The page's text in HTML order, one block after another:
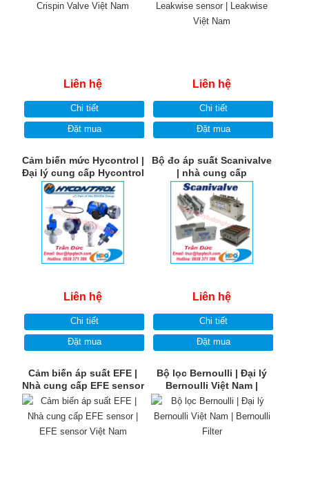
Liên hệ
Chi tiết
Đặt mua
Liên hệ
Chi tiết
Đặt mua
Cảm biến mức Hycontrol |
Đại lý cung cấp Hycontrol
Sensor | Hycontrol Việt
Nam
Liên hệ
Chi tiết
Đặt mua
Bộ đo áp suất Scanivalve
| nhà cung cấp
Scanivalve | Scanivalve
Việt Nam
Liên hệ
Chi tiết
Đặt mua
Cảm biến áp suất EFE |
Nhà cung cấp EFE sensor
| EFE sensor Việt Nam
Bộ lọc Bernoulli | Đại lý
Bernoulli Việt Nam |
Bernoulli Filter